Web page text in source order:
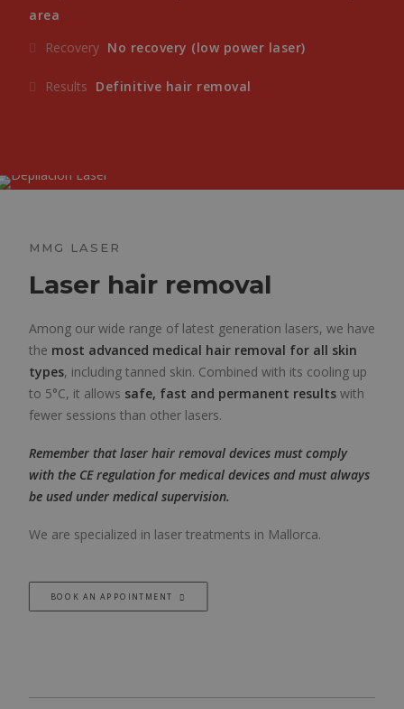
area
Recovery No recovery (low power laser)
Results Definitive hair removal
MMG LASER
Laser hair removal
Among our wide range of latest generation lasers, we have
the most advanced medical hair removal for all skin
types, including tanned skin. Combined with its cooling up
to 5°C, it allows safe, fast and permanent results with
fewer sessions than other lasers.
Remember that laser hair removal devices must comply
with the CE regulation for medical devices and must always
be used under medical supervision.
We are specialized in laser treatments in Mallorca.
BOOK AN APPOINTMENT